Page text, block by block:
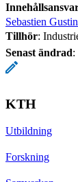
Sebastien Gustin
Tillhör:
Senast ändrad:
KTH
Utbildning
Forskning